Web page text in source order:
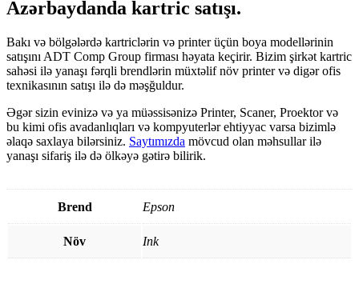
Azərbaydanda kartric satışı.
Bakı və bölgələrdə kartriclərin və printer üçün boya modellərinin
satışını ADT Comp Group firması həyata keçirir. Bizim şirkət kartric
sahəsi ilə yanaşı fərqli brendlərin müxtəlif növ printer və digər ofis
texnikasının satışı ilə də məşğuldur.
Əgər sizin evinizə və ya müəssisənizə Printer, Scaner, Proektor və
bu kimi ofis avadanlıqları və kompyuterlər ehtiyyac varsa bizimlə
əlaqə saxlaya bilərsiniz. Saytımızda mövcud olan məhsullar ilə
yanaşı sifariş ilə də ölkəyə gətirə bilirik.
Brend Epson
Növ Ink